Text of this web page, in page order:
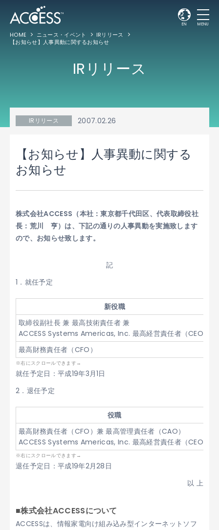
EN MENU
HOME ニュース・イベント
IRリリース
【お知らせ】人事異動に関するお知らせ
IRリリース
IRリリース 2007.02.26
【お知らせ】人事異動に関する
お知らせ
株式会社ACCESS（本社：東京都千代田区、代表取締役社
長：荒川 亨）は、下記の通りの人事異動を実施致します
ので、お知らせ致します。
記
1．就任予定
新役職
取締役副社長 兼 最高技術責任者 兼
ACCESS Systems Americas, Inc. 最高経営責任者（CEO）
最高財務責任者（CFO）
就任予定日：平成19年3月1日
2．退任予定
役職
最高財務責任者（CFO）兼 最高管理責任者（CAO）
ACCESS Systems Americas, Inc. 最高経営責任者（CEO）
退任予定日：平成19年2月28日
以 上
■株式会社ACCESSについて
ACCESSは、情報家電向け組み込み型インターネットソフ